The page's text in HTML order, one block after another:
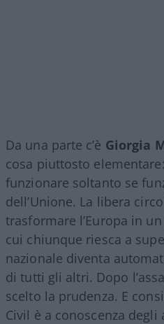
Da una parte c’è Giorgia
cosa piuttosto
funzionare soltanto se
dell’Unione. La libera
trasformare l’Europa in
cui chiunque riesca a
nazionale diventa
di tutti gli altri. Dopo
scelto la prudenza. E
Civil è a conoscenza